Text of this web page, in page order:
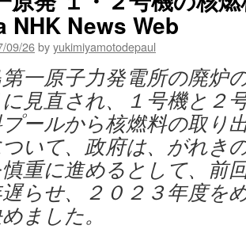
NHK News Web
09/26byyukimiyamotodepaul
一原子力発電所の廃炉
見直され、１号機と２
ールから核燃料の取り
いて、政府は、がれき
重に進めるとして、前
遅らせ、２０２３年度を
ました。